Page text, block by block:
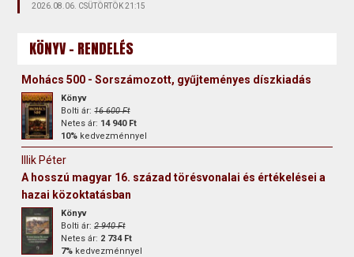
2026.08.06. CSÜTÖRTÖK 21:15
KÖNYV - RENDELÉS
Mohács 500 - Sorszámozott, gyűjteményes díszkiadás
Könyv
Bolti ár:16 600 Ft
Netes ár: 14 940 Ft
10% kedvezménnyel
Illik Péter
A hosszú magyar 16. század törésvonalai és értékelései a
hazai közoktatásban
Könyv
Bolti ár:2 940 Ft
Netes ár: 2 734 Ft
7% kedvezménnyel